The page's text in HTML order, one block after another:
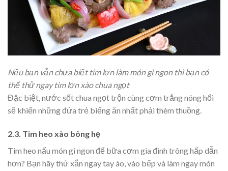
Nếu bạn vẫn chưa biết tim lợn làm món gì ngon thì bạn có
thể thử ngay tim lợn xào chua ngọt
Đặc biệt, nước sốt chua ngọt trộn cùng cơm trắng nóng hổi
sẽ khiến những đứa trẻ biếng ăn nhất phải thèm thuồng.
2.3. Tim heo xào bông hẹ
Tim heo nấu món gì ngon để bữa cơm gia đình trông hấp dẫn
hơn? Bạn hãy thử xắn ngay tay áo, vào bếp và làm ngay món